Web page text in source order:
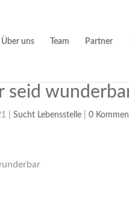
Über uns Team Partner
seid
|Sucht Lebensstelle |0